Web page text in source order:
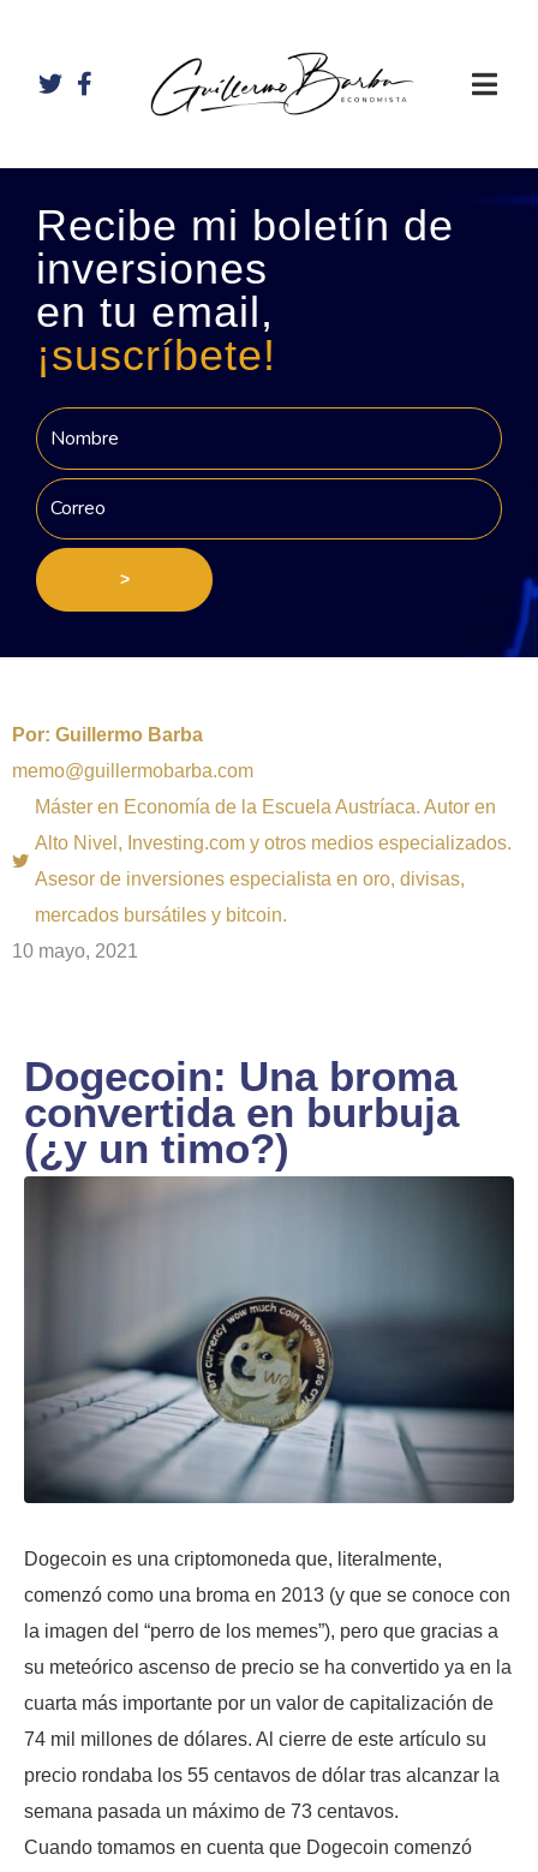
Recibe mi boletín de
inversiones
en tu email,
¡suscríbete!
>
Por: Guillermo Barba
memo@guillermobarba.com
Máster en Economía de la Escuela Austríaca. Autor en
Alto Nivel, Investing.com y otros medios especializados.
Asesor de inversiones especialista en oro, divisas,
mercados bursátiles y bitcoin.
10 mayo, 2021
Dogecoin: Una broma
convertida en burbuja
(¿y un timo?)
Dogecoin es una criptomoneda que, literalmente,
comenzó como una broma en 2013 (y que se conoce con
la imagen del “perro de los memes”), pero que gracias a
su meteórico ascenso de precio se ha convertido ya en la
cuarta más importante por un valor de capitalización de
74 mil millones de dólares. Al cierre de este artículo su
precio rondaba los 55 centavos de dólar tras alcanzar la
semana pasada un máximo de 73 centavos.
Cuando tomamos en cuenta que Dogecoin comenzó